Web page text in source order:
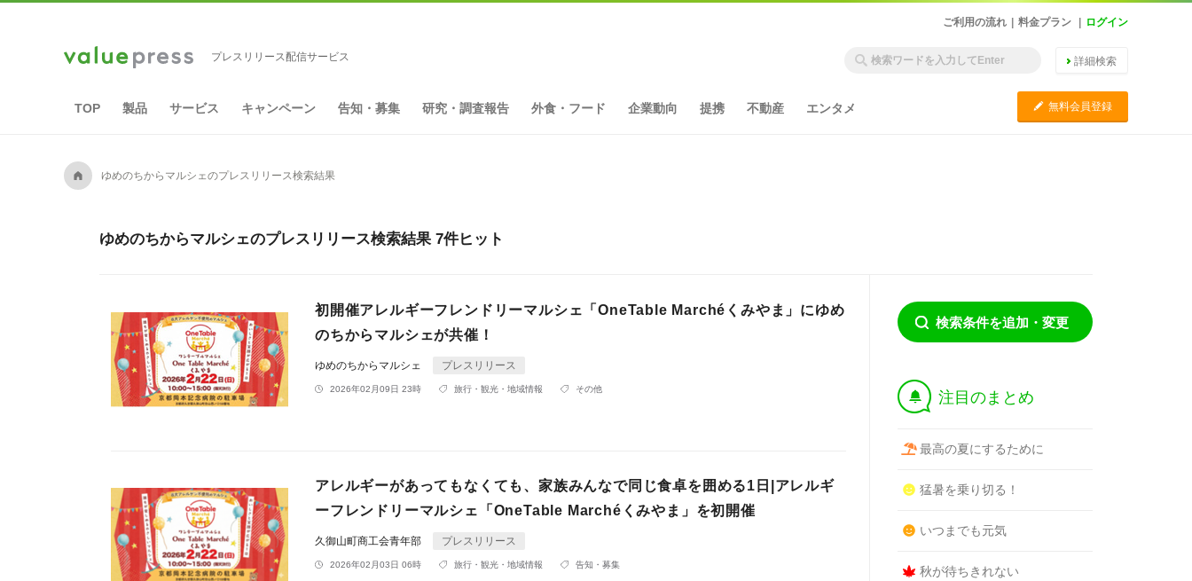
ご利用の流れ 料金プラン ログイン
プレスリリース配信サービス 詳細検索
TOP 製品 サービス キャンペーン 告知・募集 研究・調査報告 外食・フード 企業動向 提携 不動産 エンタメ C 無料会員登録
A ゆめのちからマルシェのプレスリリース検索結果
ゆめのちからマルシェのプレスリリース検索結果 7件ヒット
初開催アレルギーフレンドリーマルシェ「OneTable Marchéくみやま」にゆめ
のちからマルシェが共催！
ゆめのちからマルシェ プレスリリース
2026年02月09日 23時 旅行・観光・地域情報 その他
アレルギーがあってもなくても、家族みんなで同じ食卓を囲める1日|アレルギ
ーフレンドリーマルシェ「OneTable Marchéくみやま」を初開催
久御山町商工会青年部 プレスリリース
2026年02月03日 06時 旅行・観光・地域情報 告知・募集
検索条件を追加・変更
† 注目のまとめ
最高の夏にするために
猛暑を乗り切る！
いつまでも元気
秋が待ちきれない